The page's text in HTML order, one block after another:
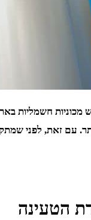
מכוניות חשמליות
עם זאת, לפני
הטעינה